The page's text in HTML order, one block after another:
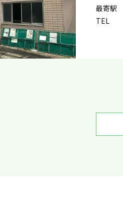
最寄駅
TEL